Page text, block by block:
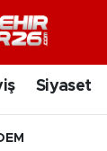
Siyaset